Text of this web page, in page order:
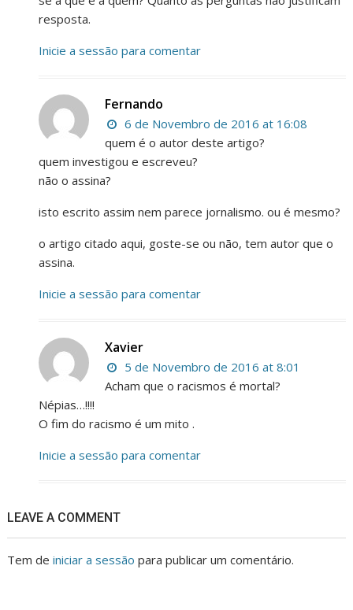
resposta.
Inicie a sessão para comentar
Fernando
6 de Novembro de 2016 at 16:08
quem é o autor deste artigo?
quem investigou e escreveu?
não o assina?
isto escrito assim nem parece jornalismo. ou é mesmo?
o artigo citado aqui, goste-se ou não, tem autor que o
assina.
Inicie a sessão para comentar
Xavier
5 de Novembro de 2016 at 8:01
Acham que o racismos é mortal?
Népias…!!!!
O fim do racismo é um mito .
Inicie a sessão para comentar
LEAVE A COMMENT
Tem deiniciar a sessão para publicar um comentário.